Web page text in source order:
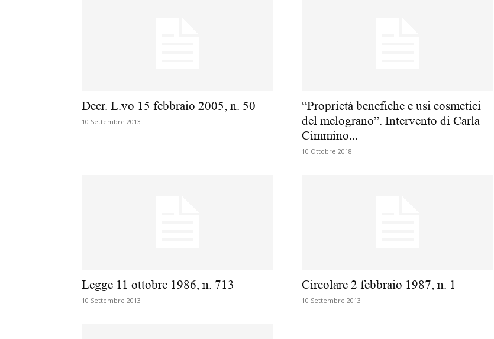
Decr. L.vo 15 febbraio 2005, n. 50
10 Settembre 2013
“Proprietà benefiche e usi cosmetici
del melograno”. Intervento di Carla
Cimmino...
10 Ottobre 2018
Legge 11 ottobre 1986, n. 713
10 Settembre 2013
Circolare 2 febbraio 1987, n. 1
10 Settembre 2013